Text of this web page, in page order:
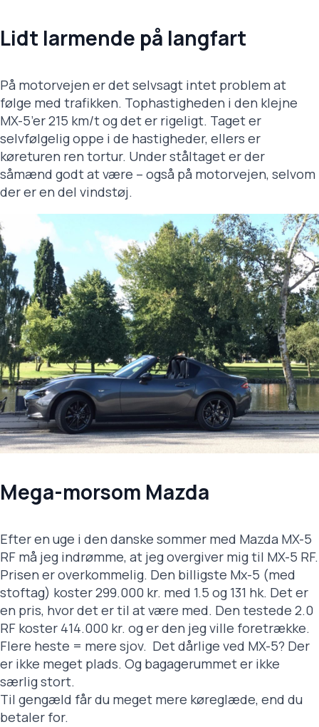
Lidt larmende på langfart
På motorvejen er det selvsagt intet problem at
følge med trafikken. Tophastigheden i den klejne
MX-5’er 215 km/t og det er rigeligt. Taget er
selvfølgelig oppe i de hastigheder, ellers er
køreturen ren tortur. Under ståltaget er der
såmænd godt at være – også på motorvejen, selvom
der er en del vindstøj.
Mega-morsom Mazda
Efter en uge i den danske sommer med Mazda MX-5
RF må jeg indrømme, at jeg overgiver mig til MX-5 RF.
Prisen er overkommelig. Den billigste Mx-5 (med
stoftag) koster 299.000 kr. med 1.5 og 131 hk. Det er
en pris, hvor det er til at være med. Den testede 2.0
RF koster 414.000 kr. og er den jeg ville foretrække.
Flere heste = mere sjov. Det dårlige ved MX-5? Der
er ikke meget plads. Og bagagerummet er ikke
særlig stort.
Til gengæld får du meget mere køreglæde, end du
betaler for.